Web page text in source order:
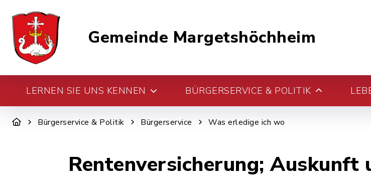
Gemeinde Margetshöchheim
LERNEN SIE UNS KENNEN BÜRGERSERVICE & POLITIK
Bürgerservice & Politik Bürgerservice Was erledige ich wo
Rentenversicherung; Auskunft